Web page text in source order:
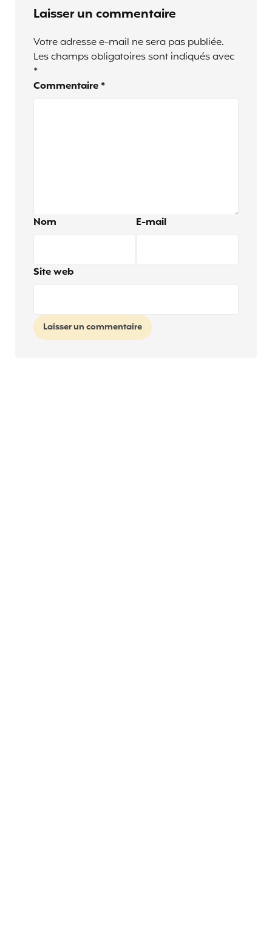
Laisser un commentaire
Votre adresse e-mail ne sera pas publiée.
Les champs obligatoires sont indiqués avec
*
Commentaire *
Nom E-mail
Site web